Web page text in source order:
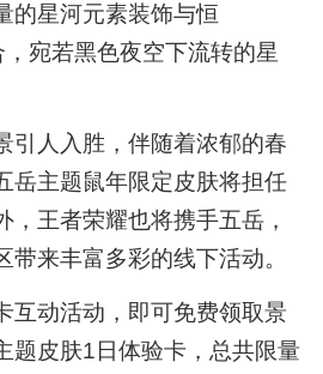
的星河元素装饰与恒
，宛若黑色夜空下流转的星
引人入胜，伴随着浓郁的春
岳主题鼠年限定皮肤将担任
，王者荣耀也将携手五岳，
来丰富多彩的线下活动。
互动活动，即可免费领取景
题皮肤1日体验卡，总共限量